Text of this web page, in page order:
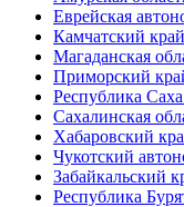
Еврейская
Камчатский край
Магаданская
Приморский
Республика
Сахалинская
Хабаровский
Чукотский
Забайкальский
Республика